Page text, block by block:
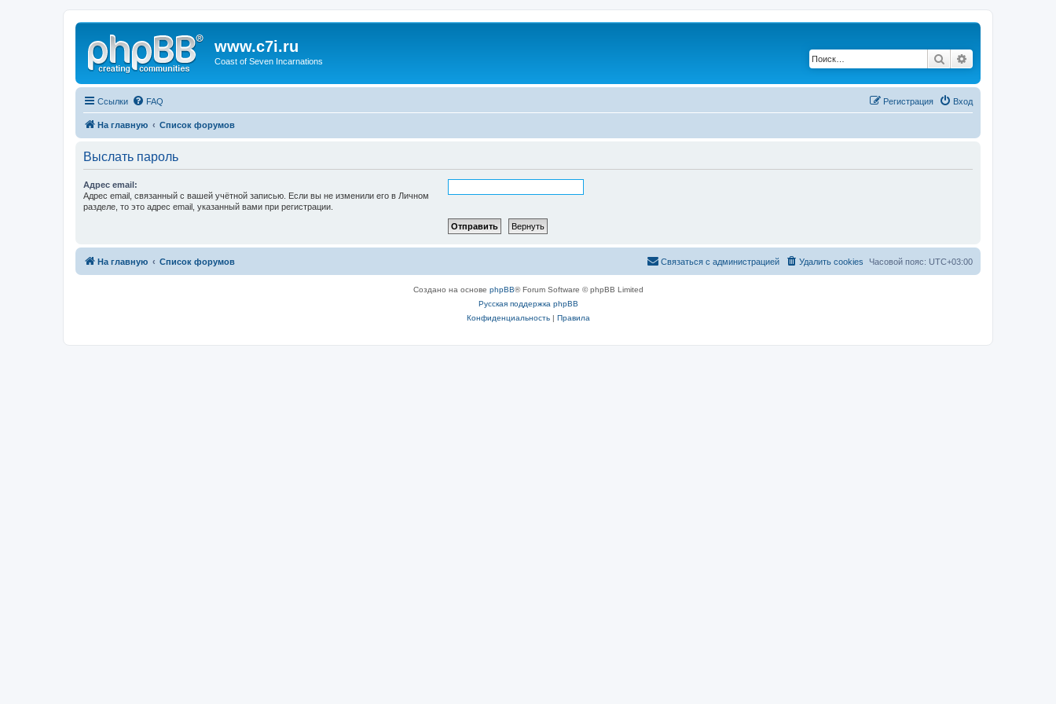
www.c7i.ru
Coast of Seven Incarnations Поиск
Ссылки FAQ Вход
Регистрация
На главную Список форумов
Выслать пароль
Адрес email:
Адрес email, связанный с вашей учётной записью. Если вы не изменили его в Личном
разделе, то это адрес email, указанный вами при регистрации.
На главную Список форумов Часовой пояс: UTC+03:00
Удалить cookies
Связаться с администрацией
Создано на основе phpBB® Forum Software © phpBB Limited
Русская поддержка phpBB
Конфиденциальность| Правила